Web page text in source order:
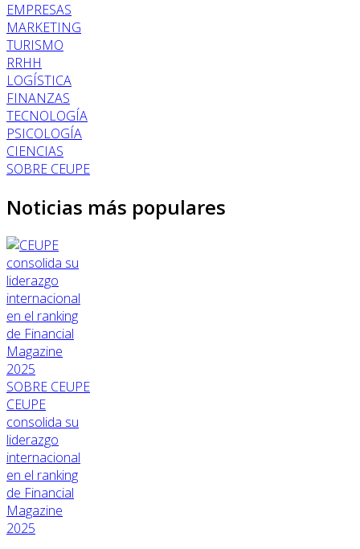
EMPRESAS
MARKETING
TURISMO
RRHH
LOGÍSTICA
FINANZAS
TECNOLOGÍA
PSICOLOGÍA
CIENCIAS
SOBRE CEUPE
Noticias más populares
SOBRE CEUPE
CEUPE
consolida su
liderazgo
internacional
en el ranking
de Financial
Magazine
2025